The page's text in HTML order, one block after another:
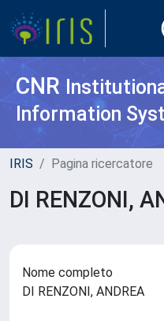
CNR
Information
IRIS Pagina ricercatore
DI RENZONI,
Nome completo
DI RENZONI, ANDREA